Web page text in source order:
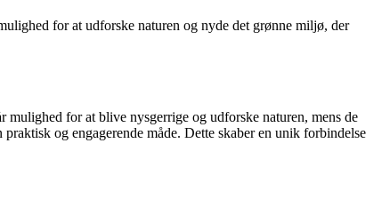
for at udforske naturen og nyde det grønne miljø, der
for at blive nysgerrige og udforske naturen, mens de
og engagerende måde. Dette skaber en unik forbindelse